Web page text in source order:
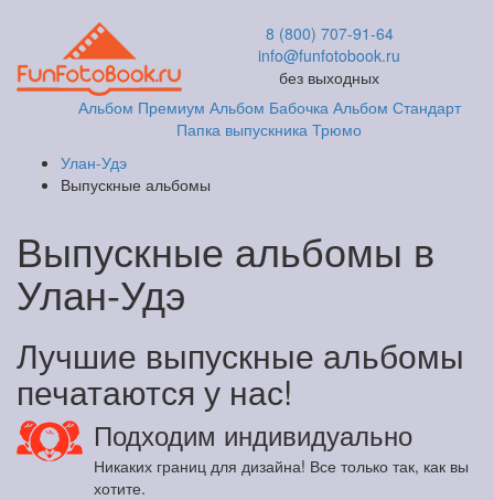
8 (800) 707-91-64
info@funfotobook.ru
без выходных
Альбом Премиум Альбом Бабочка Альбом Стандарт
Папка выпускника Трюмо
Улан-Удэ
Выпускные альбомы
Выпускные альбомы в
Улан-Удэ
Лучшие выпускные альбомы
печатаются у нас!
Подходим индивидуально
Никаких границ для дизайна! Все только так, как вы
хотите.